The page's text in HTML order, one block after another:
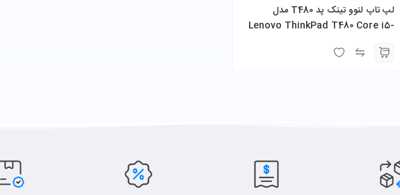
لپ تاپ لنوو تینک پد T480 مدل
Lenovo ThinkPad T480 Core i5-